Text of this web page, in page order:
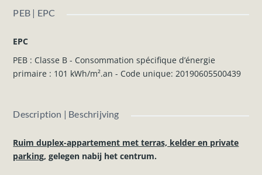
PEB | EPC
EPC
PEB : Classe B - Consommation spécifique d’énergie
primaire : 101 kWh/m².an - Code unique: 20190605500439
Description | Beschrijving
Ruim duplex-appartement met terras, kelder en private
parking, gelegen nabij het centrum.